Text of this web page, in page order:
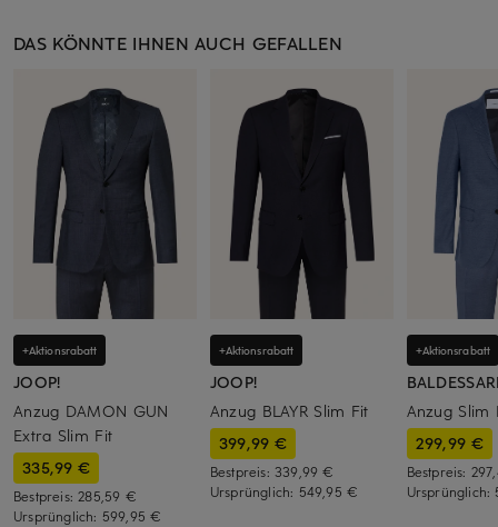
DAS KÖNNTE IHNEN AUCH GEFALLEN
+Aktionsrabatt
JOOP!
Anzug DAMON GUN
Extra Slim Fit
335,99 €
Bestpreis:285,59 €
Ursprünglich: 599,95 €
+Aktionsrabatt
JOOP!
Anzug BLAYR Slim Fit
399,99 €
Bestpreis: 339,99 €
Ursprünglich: 549,95 €
+Aktionsrabatt
Anzug Slim
299,99 €
Bestpreis:
Ursprünglich: